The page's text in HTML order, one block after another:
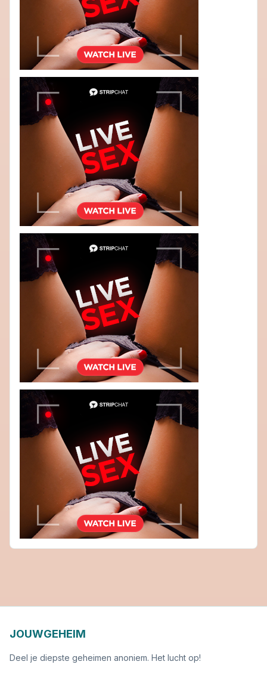
JOUWGEHEIM
Deel je diepste geheimen anoniem. Het lucht op!